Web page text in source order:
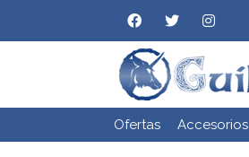
Ofertas Accesorios